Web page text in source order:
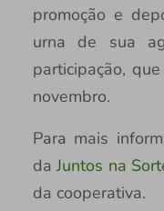
promoção e
urna de sua
participação,
novembro.
Para mais
daJuntos na
da cooperativa.